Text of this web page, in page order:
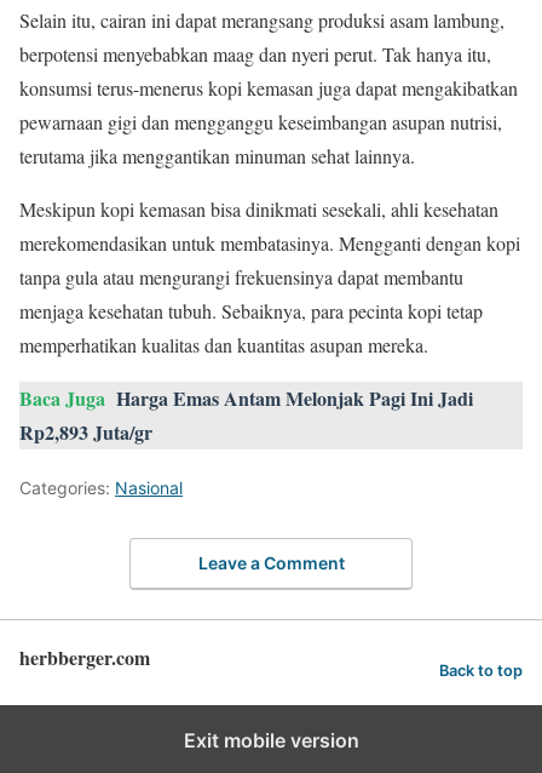
Selain itu, cairan ini dapat merangsang produksi asam lambung,
berpotensi menyebabkan maag dan nyeri perut. Tak hanya itu,
konsumsi terus-menerus kopi kemasan juga dapat mengakibatkan
pewarnaan gigi dan mengganggu keseimbangan asupan nutrisi,
terutama jika menggantikan minuman sehat lainnya.
Meskipun kopi kemasan bisa dinikmati sesekali, ahli kesehatan
merekomendasikan untuk membatasinya. Mengganti dengan kopi
tanpa gula atau mengurangi frekuensinya dapat membantu
menjaga kesehatan tubuh. Sebaiknya, para pecinta kopi tetap
memperhatikan kualitas dan kuantitas asupan mereka.
Baca Juga Harga Emas Antam Melonjak Pagi Ini Jadi
Rp2,893 Juta/gr
Categories: Nasional
Leave a Comment
herbberger.com Back to top
Exit mobile version